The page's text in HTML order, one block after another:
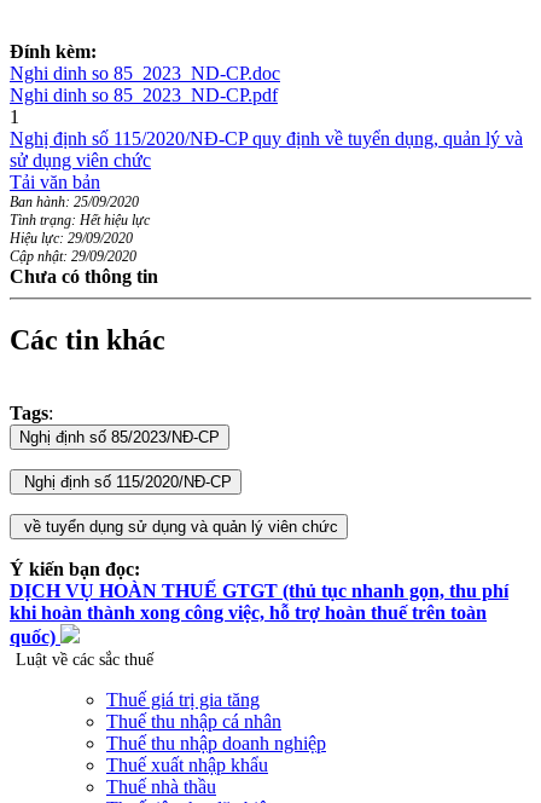
Đính kèm:
Nghi dinh so 85_2023_ND-CP.doc
Nghi dinh so 85_2023_ND-CP.pdf
1
Nghị định số 115/2020/NĐ-CP quy định về tuyển dụng, quản lý và
sử dụng viên chức
Tải văn bản
Ban hành: 25/09/2020
Tình trạng: Hết hiệu lực
Hiệu lực: 29/09/2020
Cập nhật: 29/09/2020
Chưa có thông tin
Các tin khác
Tags:
Ý kiến bạn đọc:
DỊCH VỤ HOÀN THUẾ GTGT (thủ tục nhanh gọn, thu phí
khi hoàn thành xong công việc, hỗ trợ hoàn thuế trên toàn
quốc)
Luật về các sắc thuế
Thuế giá trị gia tăng
Thuế thu nhập cá nhân
Thuế thu nhập doanh nghiệp
Thuế xuất nhập khẩu
Thuế nhà thầu